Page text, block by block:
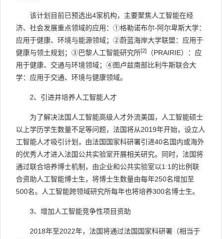
该计划目前已预选出4家机构，主要聚焦人工智能在经
济、社会发展重点领域的应用：①格勒诺布尔-阿尔卑斯大学：
应用于健康、环境与能源领域；②蔚蓝海岸大学联盟：应用于
健康与领土规划；③巴黎人工智能研究所[2] （PRAIRIE）：应
用于健康、交通与环境领域；④图卢兹南部比利牛斯联合大
学：应用于交通、环境与健康领域。
2、引进并培养人工智能人才
为了解决法国人工智能高级人才外流美国，人工智能硕士
以上学历学生数量不足等问题，法国将从2019年开始，设立人
工智能人才吸引计划，由法国国家科研署引进40名国内或海外
的优秀人才进入法国公共实验室开展相关研究。同时，法国将
通过联合培养博士机制，由企业和公共实验室以1:1 的比例联
合资助人工智能博士生，将博士生数量由每年250名增加至
500名。人工智能跨领域研究所每年也将培养300名博士生。
3、增加人工智能竞争性项目资助
2018年至2022年，法国将通过法国国家科研署（相当于